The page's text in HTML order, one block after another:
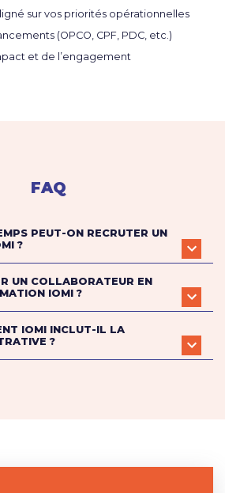
sur vos priorités opérationnelles
(OPCO, CPF, PDC, etc.)
et de l’engagement
FAQ
PEUT-ON RECRUTER UN
?
UN COLLABORATEUR EN
IOMI ?
IOMI INCLUT-IL LA
?